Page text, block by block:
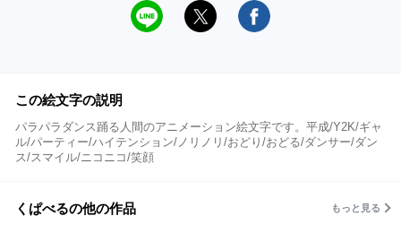
この絵文字の説明
パラパラダンス踊る人間のアニメーション絵文字です。平成/Y2K/ギャ
ル/パーティー/ハイテンション/ノリノリ/おどり/おどる/ダンサー/ダン
ス/スマイル/ニコニコ/笑顔
くぱべるの他の作品 もっと見る